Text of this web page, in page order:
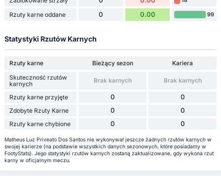
Rzuty karne oddane 0 0.00 99
Statystyki Rzutów Karnych
Rzuty karne Bieżący sezon
Kariera
Skuteczność rzutów
karnych
Brak karnych Brak karnych
Rzuty karne przyjęte 0 0
Zdobyte Rzuty Karne 0 0
Rzuty karne chybione 0 0
Matheus Luz Priveato Dos Santos nie wykonywał jeszcze żadnych rzutów karnych w
swojej karierze (na podstawie wszystkich danych sezonowych, które posiadamy w
FootyStats). Jego statystyki rzutów karnych zostaną zaktualizowane, gdy wykona rzut
karny w oficjalnym meczu.